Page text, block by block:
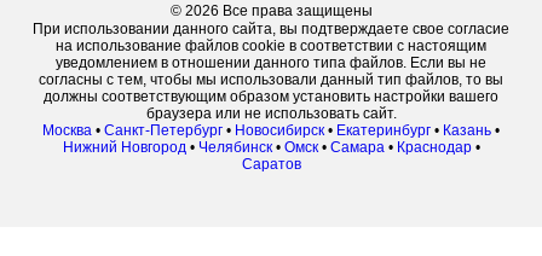
© 2026 Все права защищены
При использовании данного сайта, вы подтверждаете свое согласие
на использование файлов cookie в соответствии с настоящим
уведомлением в отношении данного типа файлов. Если вы не
согласны с тем, чтобы мы использовали данный тип файлов, то вы
должны соответствующим образом установить настройки вашего
браузера или не использовать сайт.
Москва • Санкт-Петербург • Новосибирск • Екатеринбург • Казань •
Нижний Новгород• Челябинск• Омск• Самара• Краснодар•
Саратов